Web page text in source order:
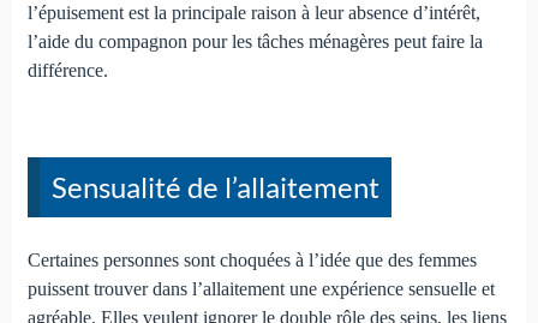
l’épuisement est la principale raison à leur absence d’intérêt,
l’aide du compagnon pour les tâches ménagères peut faire la
différence.
Sensualité de l’allaitement
Certaines personnes sont choquées à l’idée que des femmes
puissent trouver dans l’allaitement une expérience sensuelle et
agréable. Elles veulent ignorer le double rôle des seins, les liens